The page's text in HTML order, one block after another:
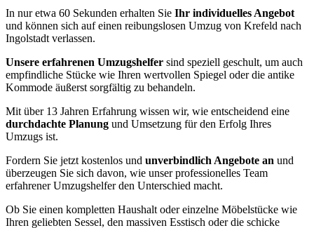
In nur etwa 60 Sekunden erhalten Sie Ihr individuelles Angebot
und können sich auf einen reibungslosen Umzug von Krefeld nach
Ingolstadt verlassen.
Unsere erfahrenen Umzugshelfer sind speziell geschult, um auch
empfindliche Stücke wie Ihren wertvollen Spiegel oder die antike
Kommode äußerst sorgfältig zu behandeln.
Mit über 13 Jahren Erfahrung wissen wir, wie entscheidend eine
durchdachte Planung und Umsetzung für den Erfolg Ihres
Umzugs ist.
Fordern Sie jetzt kostenlos und unverbindlich Angebote an und
überzeugen Sie sich davon, wie unser professionelles Team
erfahrener Umzugshelfer den Unterschied macht.
Ob Sie einen kompletten Haushalt oder einzelne Möbelstücke wie
Ihren geliebten Sessel, den massiven Esstisch oder die schicke